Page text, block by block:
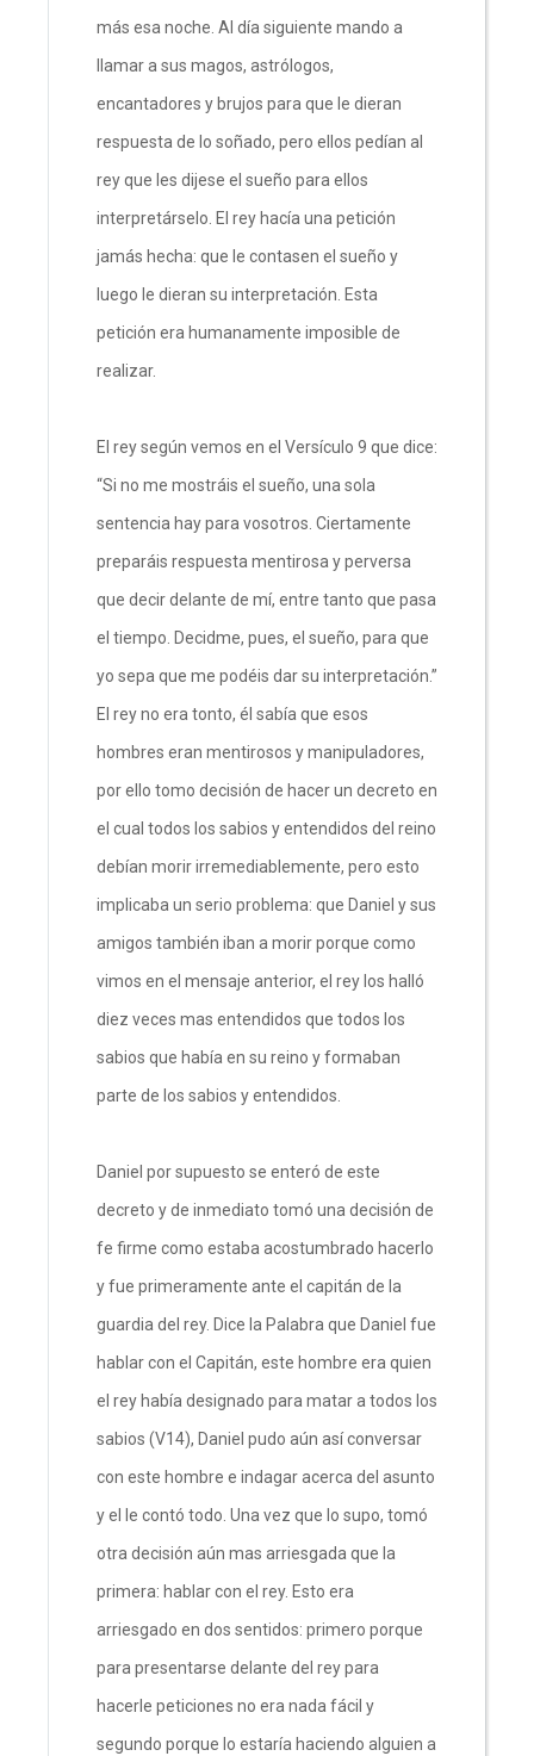
más esa noche. Al día siguiente mando a
llamar a sus magos, astrólogos,
encantadores y brujos para que le dieran
respuesta de lo soñado, pero ellos pedían al
rey que les dijese el sueño para ellos
interpretárselo. El rey hacía una petición
jamás hecha: que le contasen el sueño y
luego le dieran su interpretación. Esta
petición era humanamente imposible de
realizar.
El rey según vemos en el Versículo 9 que dice:
“Si no me mostráis el sueño, una sola
sentencia hay para vosotros. Ciertamente
preparáis respuesta mentirosa y perversa
que decir delante de mí, entre tanto que pasa
el tiempo. Decidme, pues, el sueño, para que
yo sepa que me podéis dar su interpretación.”
El rey no era tonto, él sabía que esos
hombres eran mentirosos y manipuladores,
por ello tomo decisión de hacer un decreto en
el cual todos los sabios y entendidos del reino
debían morir irremediablemente, pero esto
implicaba un serio problema: que Daniel y sus
amigos también iban a morir porque como
vimos en el mensaje anterior, el rey los halló
diez veces mas entendidos que todos los
sabios que había en su reino y formaban
parte de los sabios y entendidos.
Daniel por supuesto se enteró de este
decreto y de inmediato tomó una decisión de
fe firme como estaba acostumbrado hacerlo
y fue primeramente ante el capitán de la
guardia del rey. Dice la Palabra que Daniel fue
hablar con el Capitán, este hombre era quien
el rey había designado para matar a todos los
sabios (V14), Daniel pudo aún así conversar
con este hombre e indagar acerca del asunto
y el le contó todo. Una vez que lo supo, tomó
otra decisión aún mas arriesgada que la
primera: hablar con el rey. Esto era
arriesgado en dos sentidos: primero porque
para presentarse delante del rey para
hacerle peticiones no era nada fácil y
segundo porque lo estaría haciendo alguien a